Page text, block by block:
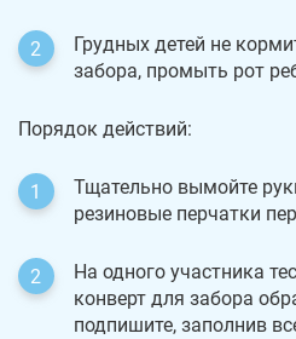
Грудных детей не
забора, промыть рот
Порядок действий:
Тщательно вымойте
резиновые перчатки
На одного участника
конверт для забора
подпишите, заполнив